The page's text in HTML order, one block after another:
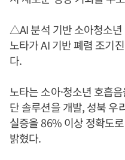
△AI 분석 기반 소아청소
노타가 AI 기반 폐렴 조기
다.
노타는 소아·청소년 호흡
단 솔루션을 개발, 성북 우
실증을 86% 이상 정확도
밝혔다.